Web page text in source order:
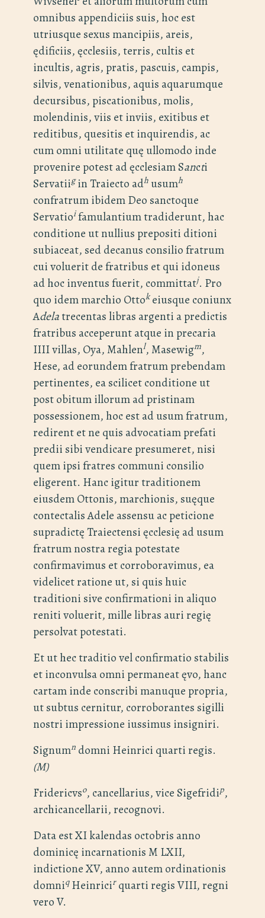
omnibus appendiciis suis, hoc est
utriusque sexus mancipiis, areis,
ędificiis, ęcclesiis, terris, cultis et
incultis, agris, pratis, pascuis, campis,
silvis, venationibus, aquis aquarumque
decursibus, piscationibus, molis,
molendinis, viis et inviis, exitibus et
reditibus, quesitis et inquirendis, ac
cum omni utilitate quę ullomodo inde
provenire potest ad ęcclesiam Sancti
Servatiigin Traiecto adh usumh
confratrum ibidem Deo sanctoque
Servatioifamulantium tradiderunt, hac
conditione ut nullius prepositi ditioni
subiaceat, sed decanus consilio fratrum
cui voluerit de fratribus et qui idoneus
ad hoc inventus fuerit, committatj. Pro
quo idem marchio Ottokeiusque coniunx
Adelatrecentas libras argenti a predictis
fratribus acceperunt atque in precaria
IIII villas, Oya, Mahlenl, Masewigm,
Hese, ad eorundem fratrum prebendam
pertinentes, ea scilicet conditione ut
post obitum illorum ad pristinam
possessionem, hoc est ad usum fratrum,
redirent et ne quis advocatiam prefati
predii sibi vendicare presumeret, nisi
quem ipsi fratres communi consilio
eligerent. Hanc igitur traditionem
eiusdem Ottonis, marchionis, suęque
contectalis Adele assensu ac peticione
supradictę Traiectensi ęcclesię ad usum
fratrum nostra regia potestate
confirmavimus et corroboravimus, ea
videlicet ratione ut, si quis huic
traditioni sive confirmationi in aliquo
reniti voluerit, mille libras auri regię
persolvat potestati.
Et ut hec traditio vel confirmatio stabilis
et inconvulsa omni permaneat ęvo, hanc
cartam inde conscribi manuque propria,
ut subtus cernitur, corroborantes sigilli
nostri impressione iussimus insigniri.
Signumn domni Heinrici quarti regis.
(M)
Fridericvso, cancellarius, vice Sigefridip,
archicancellarii, recognovi.
Data est XI kalendas octobris anno
dominicę incarnationis M LXII,
indictione XV, anno autem ordinationis
domniqHeinricirquarti regis VIII, regni
vero V.